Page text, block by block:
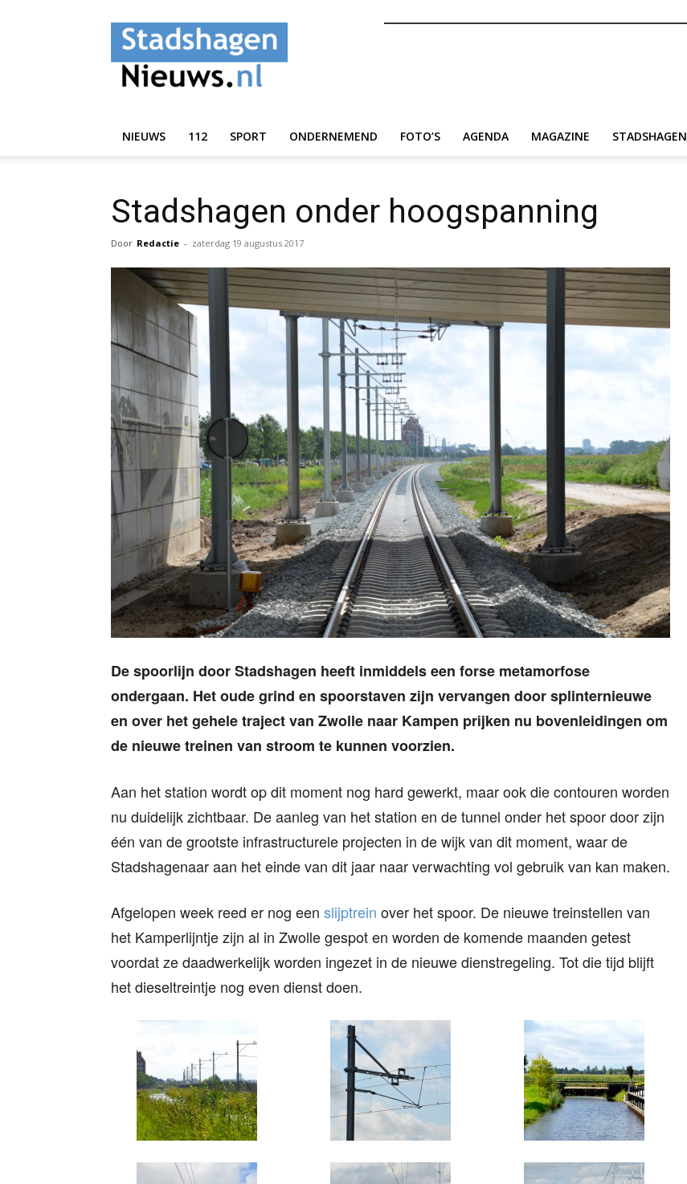
StadshagenNieuws.nl
NIEUWS 112 SPORT ONDERNEMEND FOTO’S AGENDA MAGAZINE STADSHAGEN
Stadshagen onder hoogspanning
Door Redactie - zaterdag 19 augustus 2017
De spoorlijn door Stadshagen heeft inmiddels een forse metamorfose
ondergaan. Het oude grind en spoorstaven zijn vervangen door splinternieuwe
en over het gehele traject van Zwolle naar Kampen prijken nu bovenleidingen om
de nieuwe treinen van stroom te kunnen voorzien.
Aan het station wordt op dit moment nog hard gewerkt, maar ook die contouren worden
nu duidelijk zichtbaar. De aanleg van het station en de tunnel onder het spoor door zijn
één van de grootste infrastructurele projecten in de wijk van dit moment, waar de
Stadshagenaar aan het einde van dit jaar naar verwachting vol gebruik van kan maken.
Afgelopen week reed er nog een slijptrein over het spoor. De nieuwe treinstellen van
het Kamperlijntje zijn al in Zwolle gespot en worden de komende maanden getest
voordat ze daadwerkelijk worden ingezet in de nieuwe dienstregeling. Tot die tijd blijft
het dieseltreintje nog even dienst doen.